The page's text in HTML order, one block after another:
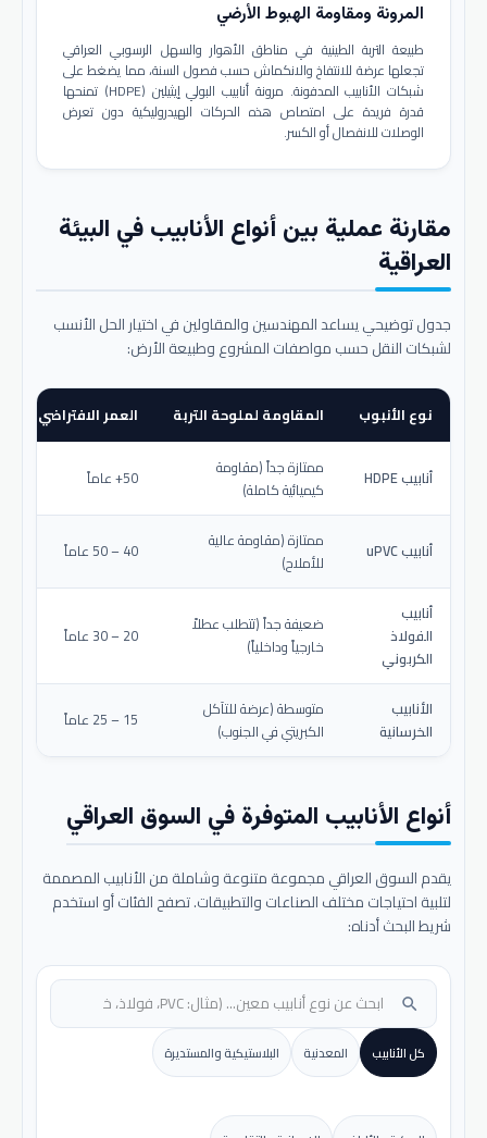
المرونة ومقاومة الهبوط الأرضي
طبيعة التربة الطينية في مناطق الأهوار والسهل الرسوبي العراقي
تجعلها عرضة للانتفاخ والانكماش حسب فصول السنة، مما يضغط على
شبكات الأنابيب المدفونة. مرونة أنابيب البولي إيثيلين (HDPE) تمنحها
قدرة فريدة على امتصاص هذه الحركات الهيدروليكية دون تعرض
الوصلات للانفصال أو الكسر.
مقارنة عملية بين أنواع الأنابيب في البيئة
العراقية
جدول توضيحي يساعد المهندسين والمقاولين في اختيار الحل الأنسب
لشبكات النقل حسب مواصفات المشروع وطبيعة الأرض:
نوع الأنبوب المقاومة لملوحة التربة العمر الافتراضي
أنابيب HDPE
ممتازة جداً (مقاومة
كيميائية كاملة)
50+ عاماً
أنابيب uPVC
ممتازة (مقاومة عالية
للأملاح)
40 – 50 عاماً
أنابيب
الفولاذ
الكربوني
ضعيفة جداً (تتطلب عطلاً
خارجياً وداخلياً)
20 – 30 عاماً
الأنابيب
الخرسانية
متوسطة (عرضة للتآكل
الكبريتي في الجنوب)
15 – 25 عاماً
أنواع الأنابيب المتوفرة في السوق العراقي
يقدم السوق العراقي مجموعة متنوعة وشاملة من الأنابيب المصممة
لتلبية احتياجات مختلف الصناعات والتطبيقات. تصفح الفئات أو استخدم
شريط البحث أدناه:
search
كل الأنابيب المعدنية البلاستيكية والمستديرة